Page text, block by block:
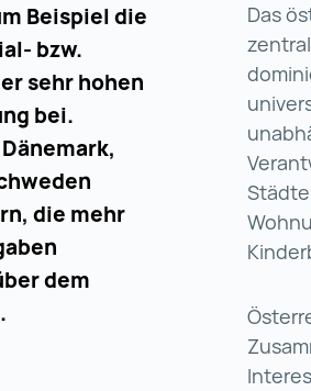
Beispiel die
bzw.
sehr hohen
bei.
die mehr
dem
Das